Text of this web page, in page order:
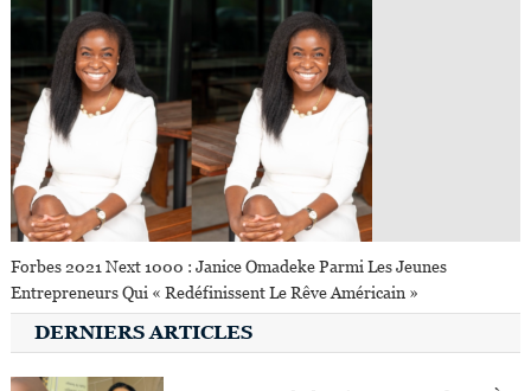
Forbes 2021 Next 1000 : Janice Omadeke Parmi Les Jeunes
Entrepreneurs Qui « Redéfinissent Le Rêve Américain »
DERNIERS ARTICLES